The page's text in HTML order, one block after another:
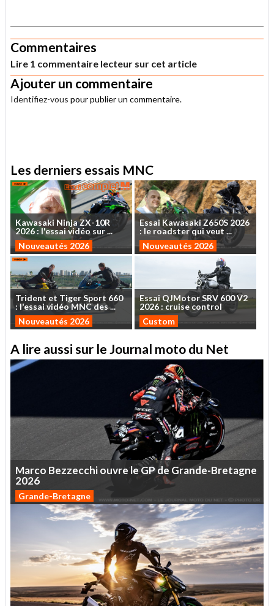
Commentaires
Lire 1 commentaire lecteur sur cet article
Ajouter un commentaire
Identifiez-vous pour publier un commentaire.
Les derniers essais MNC
Kawasaki NinjaZX-10R
2026: l'essaividéo sur...
Nouveautés 2026
Essai KawasakiZ650S 2026
: le roadsterquiveut ...
Nouveautés 2026
Trident et TigerSport 660
: l'essaividéoMNCdes...
Nouveautés 2026
EssaiQJMotorSRV 600V2
2026 : cruise control
Custom
A lire aussi sur le Journal moto du Net
Marco Bezzecchiouvre leGPde Grande-Bretagne
2026
Grande-Bretagne